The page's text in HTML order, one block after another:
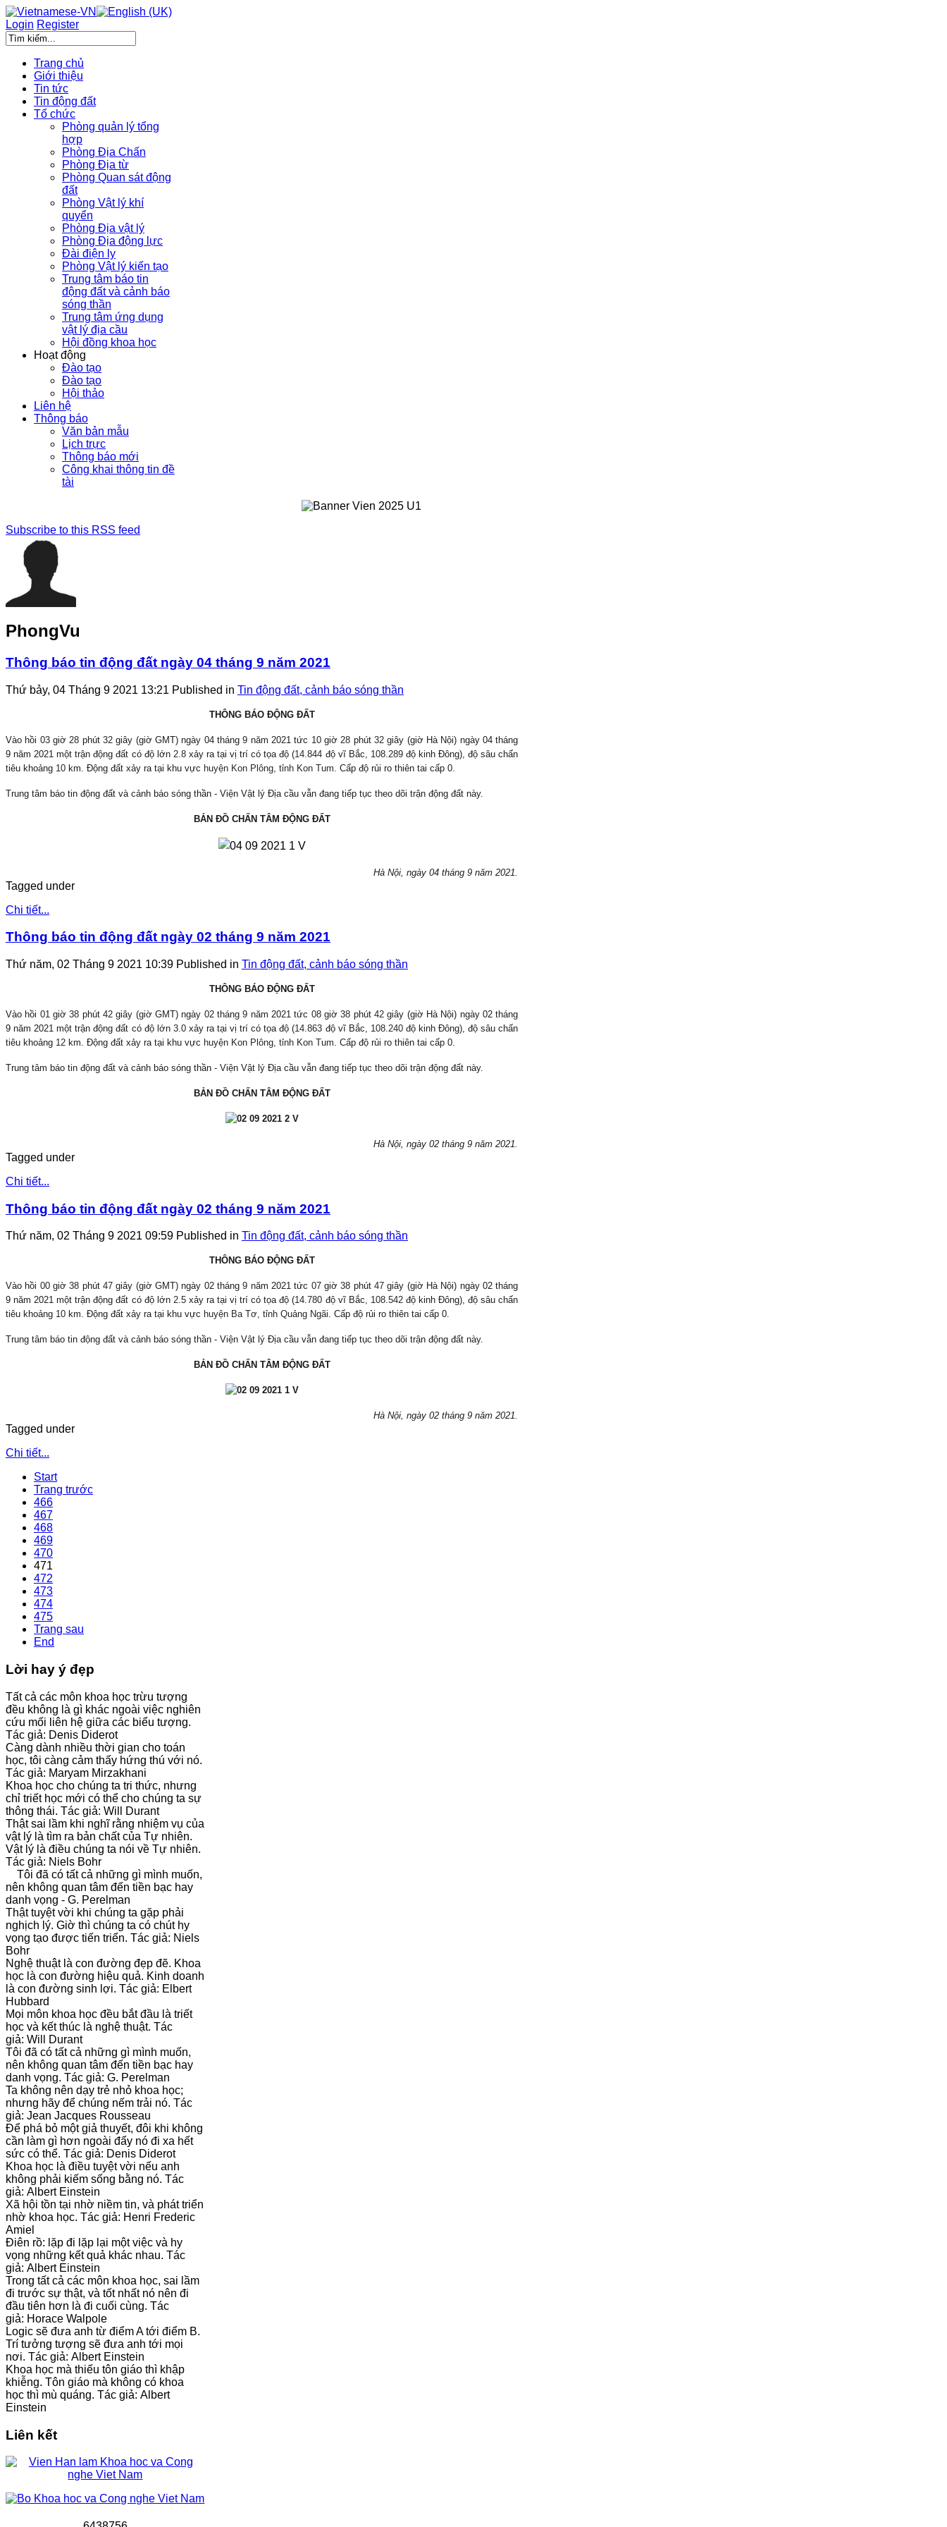
Login Register
Trang chủ
Giới thiệu
Tin tức
Tin động đất
Tổ chức
Phòng quản lý tổng
hợp
Phòng Địa Chấn
Phòng Địa từ
Phòng Quan sát động
đất
Phòng Vật lý khí
quyển
Phòng Địa vật lý
Phòng Địa động lực
Đài điện ly
Phòng Vật lý kiến tạo
Trung tâm báo tin
động đất và cảnh báo
sóng thần
Trung tâm ứng dụng
vật lý địa cầu
Hội đồng khoa học
Hoạt động
Đào tạo
Đào tạo
Hội thảo
Liên hệ
Thông báo
Văn bản mẫu
Lịch trực
Thông báo mới
Công khai thông tin đề
tài
Subscribe to this RSS feed
PhongVu
Thông báo tin động đất ngày 04 tháng 9 năm 2021
Thứ bảy, 04 Tháng 9 2021 13:21 Published in Tin động đất, cảnh báo sóng thần
THÔNG BÁO ĐỘNG ĐẤT
Vào hồi 03 giờ 28 phút 32giây (giờ GMT) ngày 04 tháng9 năm 2021 tức 10 giờ 28 phút 32giây (giờ Hà Nội) ngày 04 tháng
9 năm 2021 một trận động đất có độ lớn 2.8 xảy ra tại vị trí có tọa độ (14.844 độ vĩ Bắc, 108.289 độ kinh Đông), độ sâu chấn
tiêu khoảng 10 km. Động đất xảy ra tại khu vực huyện Kon Plông, tỉnh Kon Tum . Cấp độ rủi ro thiên tai cấp 0.
Trung tâm báo tin động đất và cảnh báo sóng thần - Viện Vật lý Địa cầu vẫn đang tiếp tục theo dõi trận động đất này.
BẢN ĐỒ CHẤN TÂM ĐỘNG ĐẤT
Hà Nội, ngày04 tháng 9 năm 2021.
Tagged under
Chi tiết...
Thông báo tin động đất ngày 02 tháng 9 năm 2021
Thứ năm, 02 Tháng 9 2021 10:39 Published in Tin động đất, cảnh báo sóng thần
THÔNG BÁO ĐỘNG ĐẤT
Vào hồi 01 giờ38 phút 42giây (giờ GMT) ngày 02 tháng9 năm 2021 tức 08 giờ38 phút 42giây (giờ Hà Nội) ngày 02 tháng
9 năm 2021 một trận động đất có độ lớn 3.0 xảy ra tại vị trí có tọa độ (14.863 độ vĩ Bắc, 108.240 độ kinh Đông), độ sâu chấn
tiêu khoảng 12 km. Động đất xảy ra tại khu vực huyện Kon Plông, tỉnh Kon Tum . Cấp độ rủi ro thiên tai cấp 0.
Trung tâm báo tin động đất và cảnh báo sóng thần - Viện Vật lý Địa cầu vẫn đang tiếp tục theo dõi trận động đất này.
BẢN ĐỒ CHẤN TÂM ĐỘNG ĐẤT
Hà Nội, ngày02 tháng 9 năm 2021.
Tagged under
Chi tiết...
Thông báo tin động đất ngày 02 tháng 9 năm 2021
Thứ năm, 02 Tháng 9 2021 09:59 Published in Tin động đất, cảnh báo sóng thần
THÔNG BÁO ĐỘNG ĐẤT
Vào hồi 00 giờ38 phút 47giây (giờ GMT) ngày 02 tháng9 năm 2021 tức 07 giờ38 phút 47giây (giờ Hà Nội) ngày 02 tháng
9 năm 2021 một trận động đất có độ lớn 2.5 xảy ra tại vị trí có tọa độ (14.780 độ vĩ Bắc, 108.542 độ kinh Đông), độ sâu chấn
tiêu khoảng 10 km. Động đất xảy ra tại khu vực huyện Ba Tơ, tỉnh Quảng Ngãi. Cấp độ rủi ro thiên tai cấp 0.
Trung tâm báo tin động đất và cảnh báo sóng thần - Viện Vật lý Địa cầu vẫn đang tiếp tục theo dõi trận động đất này.
BẢN ĐỒ CHẤN TÂM ĐỘNG ĐẤT
Hà Nội, ngày02 tháng 9 năm 2021.
Tagged under
Chi tiết...
Start
Trang trước
466
467
468
469
470
471
472
473
474
475
Trang sau
End
Lời hay ý đẹp
Tất cả các môn khoa học trừu tượng
đều không là gì khác ngoài việc nghiên
cứu mối liên hệ giữa các biểu tượng.
Tác giả: Denis Diderot
Càng dành nhiều thời gian cho toán
học, tôi càng cảm thấy hứng thú với nó.
Tác giả: Maryam Mirzakhani
Khoa học cho chúng ta tri thức, nhưng
chỉ triết học mới có thể cho chúng ta sự
thông thái. Tác giả: Will Durant
Thật sai lầm khi nghĩ rằng nhiệm vụ của
vật lý là tìm ra bản chất của Tự nhiên.
Vật lý là điều chúng ta nói về Tự nhiên.
Tác giả: Niels Bohr
Tôi đã có tất cả những gì mình muốn,
nên không quan tâm đến tiền bạc hay
danh vọng - G. Perelman
Thật tuyệt vời khi chúng ta gặp phải
nghịch lý. Giờ thì chúng ta có chút hy
vọng tạo được tiến triển. Tác giả: Niels
Bohr
Nghệ thuật là con đường đẹp đẽ. Khoa
học là con đường hiệu quả. Kinh doanh
là con đường sinh lợi. Tác giả: Elbert
Hubbard
Mọi môn khoa học đều bắt đầu là triết
học và kết thúc là nghệ thuật. Tác
giả: Will Durant
Tôi đã có tất cả những gì mình muốn,
nên không quan tâm đến tiền bạc hay
danh vọng. Tác giả: G. Perelman
Ta không nên dạy trẻ nhỏ khoa học;
nhưng hãy để chúng nếm trải nó. Tác
giả: Jean Jacques Rousseau
Để phá bỏ một giả thuyết, đôi khi không
cần làm gì hơn ngoài đẩy nó đi xa hết
sức có thể. Tác giả: Denis Diderot
Khoa học là điều tuyệt vời nếu anh
không phải kiếm sống bằng nó. Tác
giả: Albert Einstein
Xã hội tồn tại nhờ niềm tin, và phát triển
nhờ khoa học. Tác giả: Henri Frederic
Amiel
Điên rồ: lặp đi lặp lại một việc và hy
vọng những kết quả khác nhau. Tác
giả: Albert Einstein
Trong tất cả các môn khoa học, sai lầm
đi trước sự thật, và tốt nhất nó nên đi
đầu tiên hơn là đi cuối cùng. Tác
giả: Horace Walpole
Logic sẽ đưa anh từ điểm A tới điểm B.
Trí tưởng tượng sẽ đưa anh tới mọi
nơi. Tác giả: Albert Einstein
Khoa học mà thiếu tôn giáo thì khập
khiễng. Tôn giáo mà không có khoa
học thì mù quáng. Tác giả: Albert
Einstein
Liên kết